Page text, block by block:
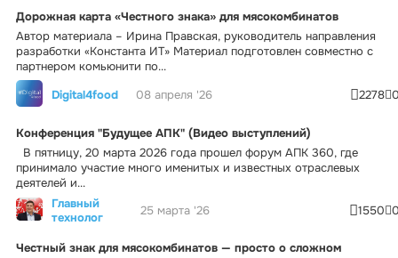
Дорожная карта «Честного знака» для мясокомбинатов
Автор материала – Ирина Правская, руководитель направления
разработки «Константа ИТ» Материал подготовлен совместно с
партнером комьюнити по...
Digital4food
08 апреля '26 2278
Конференция "Будущее АПК" (Видео выступлений)
В пятницу, 20 марта 2026 года прошел форум АПК 360, где
принимало участие много именитых и известных отраслевых
деятелей и...
Главный
технолог
25 марта '26 1550
Честный знак для мясокомбинатов — просто о сложном